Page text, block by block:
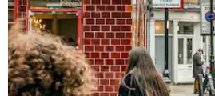
이프 동작으로 탐색하세요.